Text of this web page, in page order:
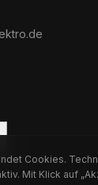
Cookies.
Mit Klick auf